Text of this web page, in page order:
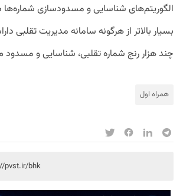
الگوریتم‌های شناسایی و مسدودسازی شماره‌ها
بسیار بالاتر از هرگونه سامانه مدیریت تقلبی
چند هزار رنج شماره تقلبی، شناسایی و
همراه اول
pvst.ir/bhk